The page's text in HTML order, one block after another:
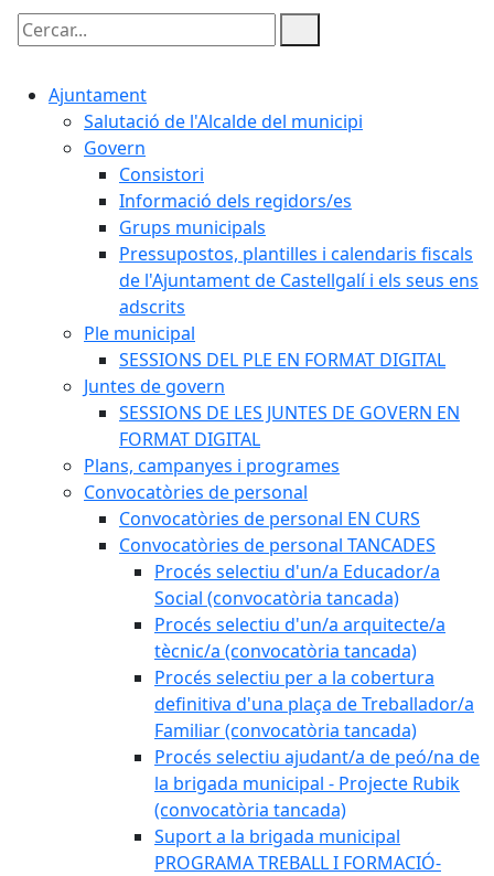
Cercar:
Ajuntament
Salutació de l'Alcalde del municipi
Govern
Consistori
Informació dels regidors/es
Grups municipals
Pressupostos, plantilles i calendaris fiscals
de l'Ajuntament de Castellgalí i els seus ens
adscrits
Ple municipal
SESSIONS DEL PLE EN FORMAT DIGITAL
Juntes de govern
SESSIONS DE LES JUNTES DE GOVERN EN
FORMAT DIGITAL
Plans, campanyes i programes
Convocatòries de personal
Convocatòries de personal EN CURS
Convocatòries de personal TANCADES
Procés selectiu d'un/a Educador/a
Social (convocatòria tancada)
Procés selectiu d'un/a arquitecte/a
tècnic/a (convocatòria tancada)
Procés selectiu per a la cobertura
definitiva d'una plaça de Treballador/a
Familiar (convocatòria tancada)
Procés selectiu ajudant/a de peó/na de
la brigada municipal - Projecte Rubik
(convocatòria tancada)
Suport a la brigada municipal
PROGRAMA TREBALL I FORMACIÓ-